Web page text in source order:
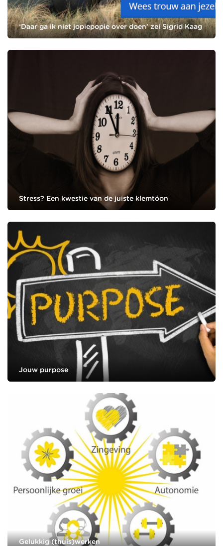
‘Daar ga ik niet jopiepopie over doen’ zei Sigrid Kaag
Stress? Een kwestie van de juiste klemtóon
Jouw purpose
Gelukkig (thuis)werken